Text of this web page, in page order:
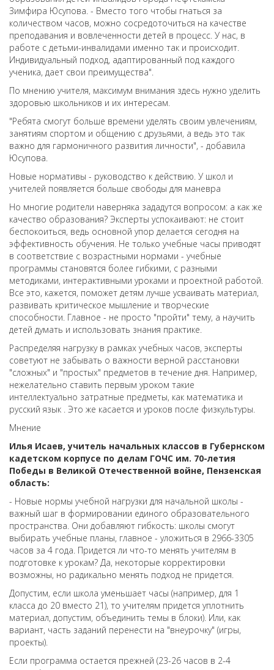
Зимфира Юсупова. - Вместо того чтобы гнаться за
количеством часов, можно сосредоточиться на качестве
преподавания и вовлеченности детей в процесс. У нас, в
работе с детьми-инвалидами именно так и происходит.
Индивидуальный подход, адаптированный под каждого
ученика, дает свои преимущества".
По мнению учителя, максимум внимания здесь нужно уделить
здоровью школьников и их интересам.
"Ребята смогут больше времени уделять своим увлечениям,
занятиям спортом и общению с друзьями, а ведь это так
важно для гармоничного развития личности", - добавила
Юсупова.
Новые нормативы - руководство к действию. У школ и
учителей появляется больше свободы для маневра
Но многие родители наверняка зададутся вопросом: а как же
качество образования? Эксперты успокаивают: не стоит
беспокоиться, ведь основной упор делается сегодня на
эффективность обучения. Не только учебные часы приводят
в соответствие с возрастными нормами - учебные
программы становятся более гибкими, с разными
методиками, интерактивными уроками и проектной работой.
Все это, кажется, поможет детям лучше усваивать материал,
развивать критическое мышление и творческие
способности. Главное - не просто "пройти" тему, а научить
детей думать и использовать знания практике.
Распределяя нагрузку в рамках учебных часов, эксперты
советуют не забывать о важности верной расстановки
"сложных" и "простых" предметов в течение дня. Например,
нежелательно ставить первым уроком такие
интеллектуально затратные предметы, как математика и
русский язык . Это же касается и уроков после физкультуры.
Мнение
Илья Исаев, учитель начальных классов в Губернском
кадетском корпусе по делам ГОЧС им. 70-летия
Победы в Великой Отечественной войне, Пензенская
область:
- Новые нормы учебной нагрузки для начальной школы -
важный шаг в формировании единого образовательного
пространства. Они добавляют гибкость: школы смогут
выбирать учебные планы, главное - уложиться в 2966-3305
часов за 4 года. Придется ли что-то менять учителям в
подготовке к урокам? Да, некоторые корректировки
возможны, но радикально менять подход не придется.
Допустим, если школа уменьшает часы (например, для 1
класса до 20 вместо 21), то учителям придется уплотнить
материал, допустим, объединить темы в блоки). Или, как
вариант, часть заданий перенести на "внеурочку" (игры,
проекты).
Если программа остается прежней (23-26 часов в 2-4